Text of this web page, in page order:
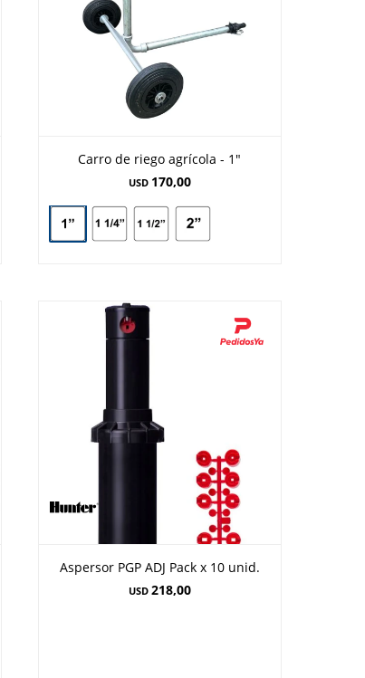
Carro de riego agrícola - 1"
USD 170,00
Aspersor PGP ADJ Pack x 10 unid.
USD 218,00